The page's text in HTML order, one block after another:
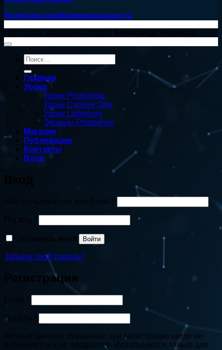
Политика конфиденциальности
Искать:
Главная
Уроки
Уроки Photoshop
Уроки Capture One
Уроки Lightroom
Экшены Photoshop
Магазин
Публикации
Контакты
Вход
Имя пользователя или Email *
Пароль *
Запомнить меня Войти
Забыли свой пароль?
Регистрация
Пароль
Личные данные, указанные при регистрации нигде не
публикуются и не продаются. Используются только для